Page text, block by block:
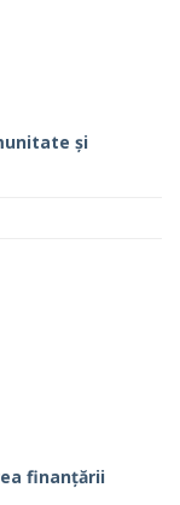
și
finanțării